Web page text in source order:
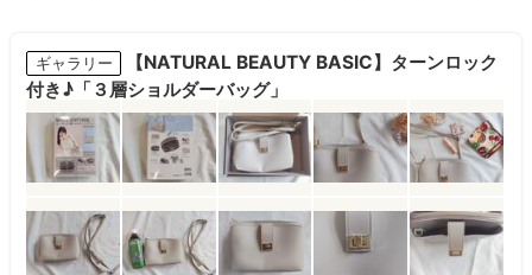
ギャラリー
【NATURAL BEAUTY BASIC】ターンロック
付き♪「３層ショルダーバッグ」